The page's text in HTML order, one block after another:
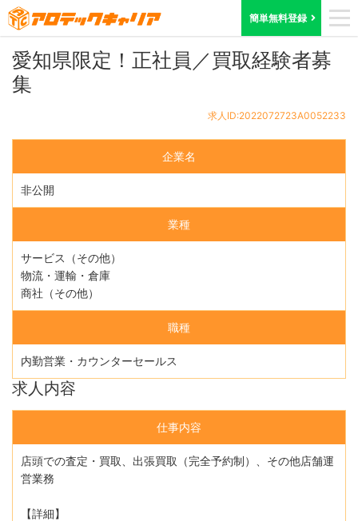
簡単無料登録
ホーム 求人検索 愛知県 求人ID:2022072723A0052233
愛知県限定！正社員／買取経験者募
集
求人ID:2022072723A0052233
企業名
非公開
業種
サービス（その他）
物流・運輸・倉庫
商社（その他）
職種
内勤営業・カウンターセールス
求人内容
仕事内容
店頭での査定・買取、出張買取（完全予約制）、その他店舗運
営業務
【詳細】